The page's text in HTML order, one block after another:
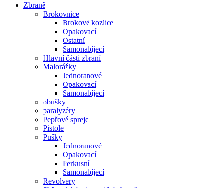
Zbraně
Brokovnice
Brokové kozlice
Opakovací
Ostatní
Samonabíjecí
Hlavní části zbraní
Malorážky
Jednoranové
Opakovací
Samonabíjecí
obušky
paralyzéry
Pepřové spreje
Pistole
Pušky
Jednoranové
Opakovací
Perkusní
Samonabíjecí
Revolvery